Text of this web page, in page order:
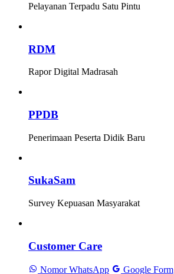
Pelayanan Terpadu Satu Pintu
RDM
Rapor Digital Madrasah
PPDB
Penerimaan Peserta Didik Baru
SukaSam
Survey Kepuasan Masyarakat
Customer Care
Nomor WhatsApp Google Form